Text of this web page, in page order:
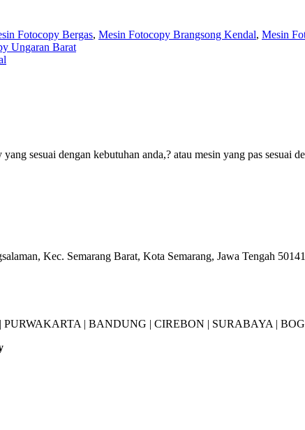
Fotocopy Bergas, Mesin Fotocopy Brangsong Kendal, Mesin
Ungaran Barat
sesuai dengan kebutuhan anda,? atau mesin yang pas
Kec. Semarang Barat, Kota Semarang, Jawa Tengah 50141
PURWAKARTA | BANDUNG | CIREBON | SURABAYA |